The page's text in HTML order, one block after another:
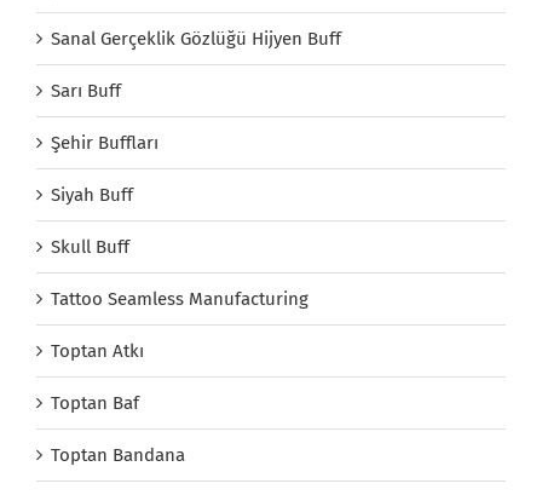
Sanal Gerçeklik Gözlüğü Hijyen Buff
Sarı Buff
Şehir Buffları
Siyah Buff
Skull Buff
Tattoo Seamless Manufacturing
Toptan Atkı
Toptan Baf
Toptan Bandana